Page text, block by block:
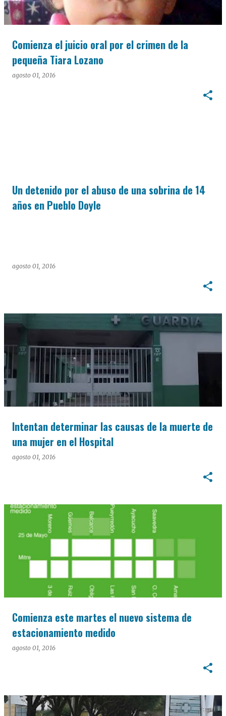
Comienza el juicio oral por el crimen de la
pequeña Tiara Lozano
agosto 01, 2016
Un detenido por el abuso de una sobrina de 14
años en Pueblo Doyle
agosto 01, 2016
Intentan determinar las causas de la muerte de
una mujer en el Hospital
agosto 01, 2016
Comienza este martes el nuevo sistema de
estacionamiento medido
agosto 01, 2016